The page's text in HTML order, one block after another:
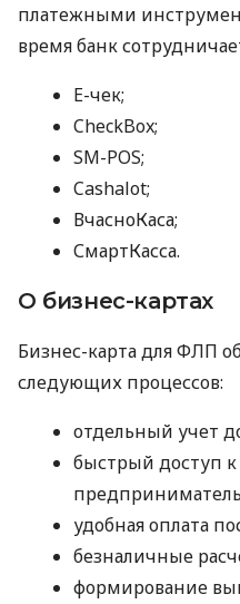
платежными
время банк
E-чек;
CheckBox;
SM-POS;
Cashalot;
ВчасноКаса;
СмартКасса.
О бизнес-картах
Бизнес-карта для ФЛП
следующих процессов:
отдельный учет
быстрый доступ к
удобная оплата
безналичные
формирование